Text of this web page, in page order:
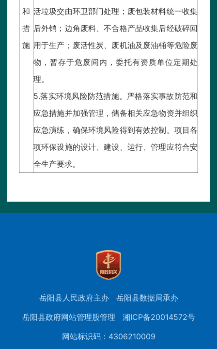
和
措
施
活垃圾交由环卫部门处理；废包装材料统一收集
后外销；边角废料、不合格产品收集后经破碎回
用于生产；废活性炭、废机油及废油桶等危险废
物，暂存于危废间内，委托有资质单位定期处
理。
5.落实环境风险防范措施。严格落实事故防范和
应急措施并加强管理，储备相关应急物资并组织
应急演练，确保环境风险得到有效控制。项目各
项环保设施的设计、建设、运行、管理应符合安
全生产要求。
岳阳县人民政府主办
岳阳县数据局承办
岳阳县政府网站管理股管理
湘ICP备20014572号
网站标识码：4306210009